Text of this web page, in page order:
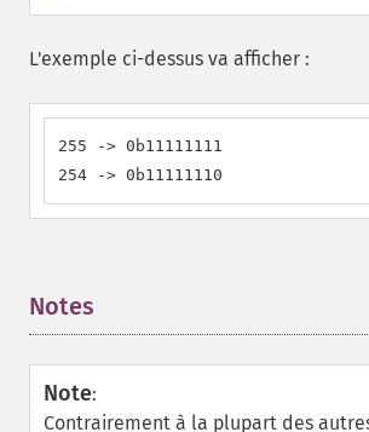
L'exemple ci-dessus va afficher :
255 -> 0b11111111
254 -> 0b11111110
Notes
Note:
Contrairement à la plupart des